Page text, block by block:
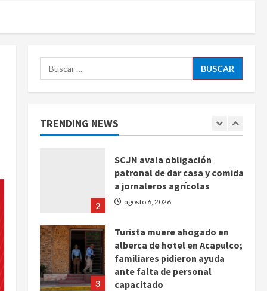
Buscar:
TRENDING NEWS
1
sobre el Aeropuerto
2
SCJN avala obligación
patronal de dar casa y comida
a jornaleros agrícolas
agosto 6, 2026
3
Turista muere ahogado en
alberca de hotel en Acapulco;
familiares pidieron ayuda
ante falta de personal
capacitado